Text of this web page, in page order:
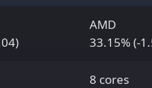
AMD
33.15% (-
8 cores